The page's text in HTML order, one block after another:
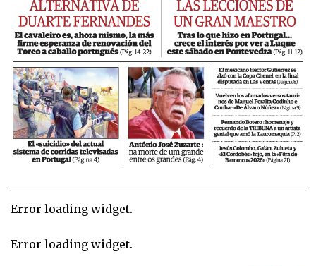
Error loading widget.
Error loading widget.